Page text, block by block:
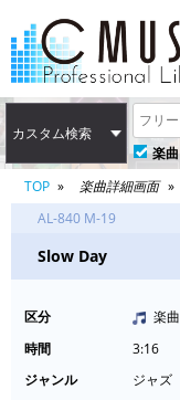
カスタム検索
楽曲
TOP
楽曲詳細画面
AL-840 M-19
Slow Day
区分
楽曲
時間
3:16
ジャンル
ジャズ